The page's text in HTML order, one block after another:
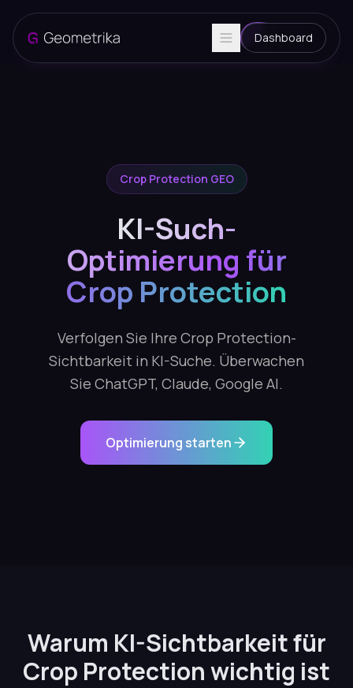
Dashboard
Crop Protection GEO
KI-Such-
Optimierung für
Crop Protection
Verfolgen Sie Ihre Crop Protection-
Sichtbarkeit in KI-Suche. Überwachen
Sie ChatGPT, Claude, Google AI.
Optimierung starten
Warum KI-Sichtbarkeit für
Crop Protection wichtig ist